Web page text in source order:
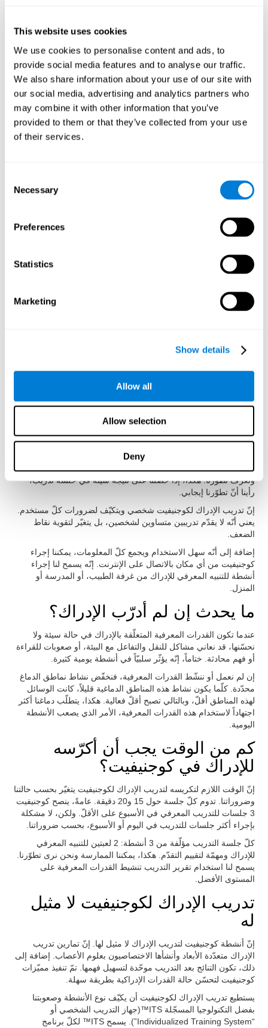
This website uses cookies
We use cookies to personalise content and ads, to
provide social media features and to analyse our traffic.
We also share information about your use of our site with
our social media, advertising and analytics partners who
may combine it with other information that you’ve
provided to them or that they’ve collected from your use
of their services.
Selection
Necessary
Preferences
Statistics
Marketing
Show details
Allow all
Allow selection
Deny
إنّ تدريب الإدراك لكوجنيفيت مؤلّف من أنشطة عصبية-نفسية تنشّط
الدماغ والقدرات المعرفية. تمثّل هذه الأنشطة هذه اجتهاداً لإدراكنا،
الأمر الذي يساعد في أدائنا.
يتمّ تنشيط المناطق المتعلّقة بأنشطة الإدراك بسبب الاجتهاد لتحقيق
مطالب التدريب. إنّ اللدونة العصبية هي الطريقة الدماغية التي تسمح
لدماغنا التكيّف لمطالب التدريب. يسمح لنا التكيّف وتغييرات اتّصالات
دماغنا استخدام القدرات المعرفية المتعلّقة بالإدراك في حياتنا اليومية
النشاط الجيّد للإدراك له أسس علميّ ثابت ويكيّف الأنشطة والصعوبة
بحسب ضروراتنا.
مزايا تمارين التنبيه المعرفي
للإدراك لكوجنيفيت
يعمل كوجنيفين منذ سنوات كثيرة لتكون أنشطة الإدراك ممتازة. إنّ
الغرض أن تكون تدريبات الإدراك سهلة الاستخدام وفعالة لتنشيط
محدّدة:
لإجراء أنشطة الإدراك لكوجنيفيت تكفي خطوى بسيطة. قد سهّل
إنّ الدافع عامل مهمّ لمدّة العلاج. لذلك، أنشأ كوجنيفيت أنشطة للإدراك
يجب أن نفهم التعليمات بسرعة وبدون اجتهاد. للحصول على هذا الهدف،
الفهم والتذكّر.
إنّه مهمّ جدّاً تلقّي تقرير سهل الفهم لنعرف ما الذي يقوم به بشكل جيد
وما الذي يجب أن نحسّنه. يقدّم كوجنيفيت تقريرا كاملا للنتائج بعد كلّ
يحفظ كوجنيفيت النتائج المعرفية، جلسة بعد جلسة، لنرى تقدّمنا
ونعرف تطوّرنا. هكذا، إذا حصلنا على نتيجة سيئة في حلسة تدريب،
رأينا أنّ تطوّرنا إيجابي.
إنّ تدريب الإدراك لكوجنيفيت شخصي ويتكيّف لضرورات كلّ مستخدم.
يعني أنّه لا يقدّم تدريبين متساوين لشخصين، بل يتغيّر لتقوية نقاط
الضعف.
إضافة إلى أنّه سهل الاستخدام ويجمع كلّ المعلومات، يمكننا إجراء
كوجنيفيت من أي مكان بالاتصال على الإنترنت. إنّه يسمح لنا إجراء
أنشطة للتنبيه المعرفي للإدراك من غرفة الطبيب، أو المدرسة أو
المنزل.
ما يحدث إن لم أدرّب الإدراك؟
عندما تكون القدرات المعرفية المتعلّقة بالإدراك في حالة سيئة ولا
نحسّنها، قد نعاني مشاكل للنقل والتفاعل مع البيئة، أو صعوبات للقراءة
أو فهم محادثة. ختاماً، إنّه يؤثّر سلبيّاً في أنشطة يومية كثيرة.
إن لم نعمل أو ننشّط القدرات المعرفية، فنخفّض نشاط نماطق الدماغ
محدّدة. كلّما يكون نشاط هذه المناطق الدماغية قليلاً، كانت الوسائل
لهذه المناطق أقلّ، وبالتالي تصبح أقلّ فعالية. هكذا، يتطلّب دماغنا أكثر
اجتهاداً لاستخدام هذه القدرات المعرفية، الأمر الذي يصعب الأنشطة
اليومية.
كم من الوقت يجب أن أكرّسه
للإدراك في كوجنيفيت؟
إنّ الوقت اللازم لتكريسه لتدريب الإدراك لكوجنيفيت يتغيّر بحسب حالتنا
وضروراتنا. تدوم كلّ جلسة حول 15 و20 دقيقة. عامةً، ينصح كوجنيفيت
3 جلسات للتدريب المعرفي في الأسبوع على الأقلّ. ولكن، لا مشكلة
بإجراء أكثر جلسات للتدريب في اليوم أو الأسبوع، بحسب ضروراتنا.
كلّ جلسة التدريب مؤلّفة من 3 أنشطة: 2 لعبتين للتنبيه المعرفي
للإدراك ومهمّة لتقييم التقدّم. هكذا، يمكننا الممارسة ونحن نرى تطوّرنا.
يسمح لنا استخدام تقرير التدريب تنشيط القدرات المعرفية على
المستوى الأفضل.
تدريب الإدراك لكوجنيفيت لا مثيل
له
إنّ أنشطة كوجنيفيت لتدريب الإدراك لا مثيل لها. إنّ تمارين تدريب
الإدراك متعدّدة الأبعاد وأنشأها الاختصاصيون بعلوم الأعصاب. إضافة إلى
ذلك، تكون التنائج بعد التدريب موحّدة لتسهيل فهمها. تمّ تنفيذ مميّزات
كوجنيفيت لتحسّن حالة القدرات الإدراكية بطريقة سهلة.
يستطيع تدريب الإدراك لكوجنيفيت أن يكيّف نوع الأنشطة وصعوبتنا
بفضل التكنولوجيا المسجّلة ITS™(جهاز التدريب الشخصي أو
“Individualized Training System”). يسمح ITS™ لكلّ برنامج